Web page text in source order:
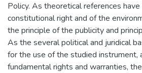
Policy. As theoretical references
constitutional right and of the
the principle of the publicity and
As the several political and juridical
for the use of the studied instrument,
fundamental rights and warranties,